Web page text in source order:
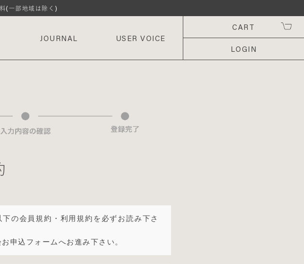
(一部地域は除く)
JOURNAL USER VOICE
CART
LOGIN
の会員規約・利用規約を必ずお読み下さ
申込フォームへお進み下さい。